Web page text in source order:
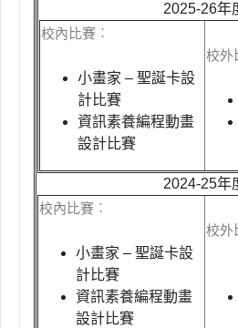
2025-26年
校內比賽︰
小畫家 – 聖誕卡設
計比賽
資訊素養編程動畫
設計比賽
校外
2024-25年
校內比賽︰
小畫家 – 聖誕卡設
計比賽
資訊素養編程動畫
設計比賽
校外